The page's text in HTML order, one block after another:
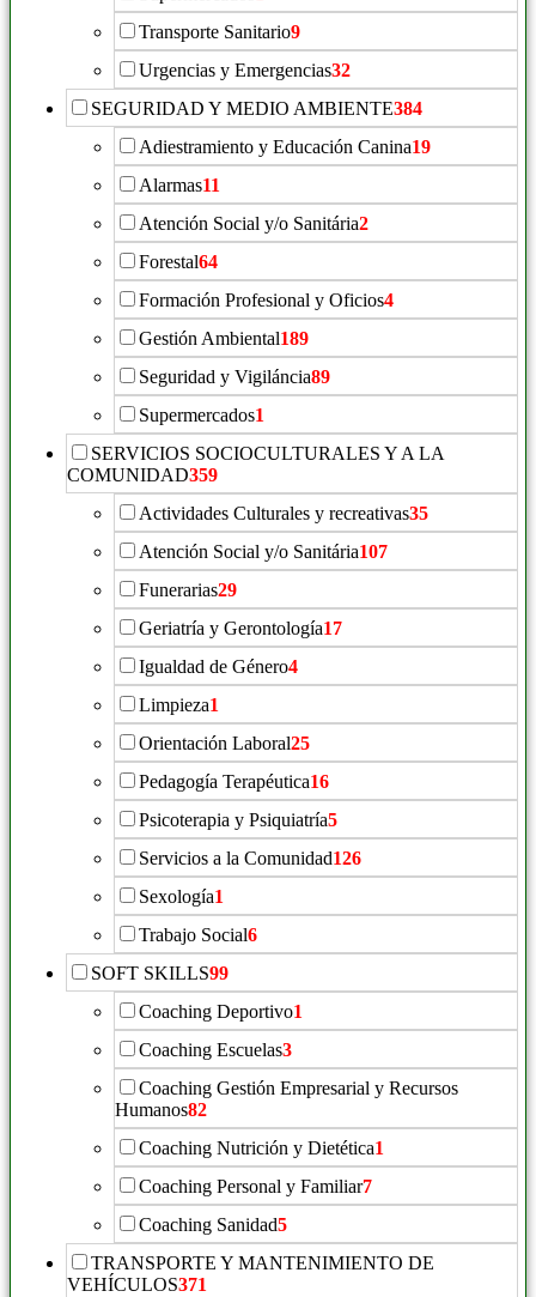
Transporte Sanitario9
Urgencias y Emergencias32
SEGURIDAD Y MEDIO AMBIENTE384
Adiestramiento y Educación Canina19
Alarmas11
Atención Social y/o Sanitária2
Forestal64
Formación Profesional y Oficios4
Gestión Ambiental189
Seguridad y Vigiláncia89
Supermercados1
SERVICIOS SOCIOCULTURALES Y A LA
COMUNIDAD359
Actividades Culturales y recreativas35
Atención Social y/o Sanitária107
Funerarias29
Geriatría y Gerontología17
Igualdad de Género4
Limpieza1
Orientación Laboral25
Pedagogía Terapéutica16
Psicoterapia y Psiquiatría5
Servicios a la Comunidad126
Sexología1
Trabajo Social6
SOFT SKILLS99
Coaching Deportivo1
Coaching Escuelas3
Coaching Gestión Empresarial y Recursos
Humanos82
Coaching Nutrición y Dietética1
Coaching Personal y Familiar7
Coaching Sanidad5
TRANSPORTE Y MANTENIMIENTO DE
VEHÍCULOS371